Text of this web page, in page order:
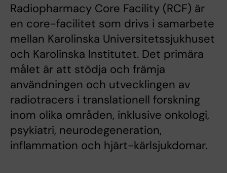
Radiopharmacy Core Facility (RCF) är
en core-facilitet som drivs i samarbete
mellan Karolinska Universitetssjukhuset
och Karolinska Institutet. Det primära
målet är att stödja och främja
användningen och utvecklingen av
radiotracers i translationell forskning
inom olika områden, inklusive onkologi,
psykiatri, neurodegeneration,
inflammation och hjärt-kärlsjukdomar.